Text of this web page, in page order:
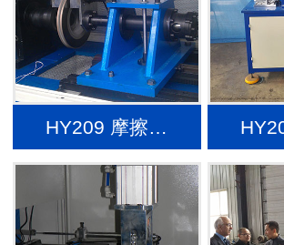
HY209 摩擦…